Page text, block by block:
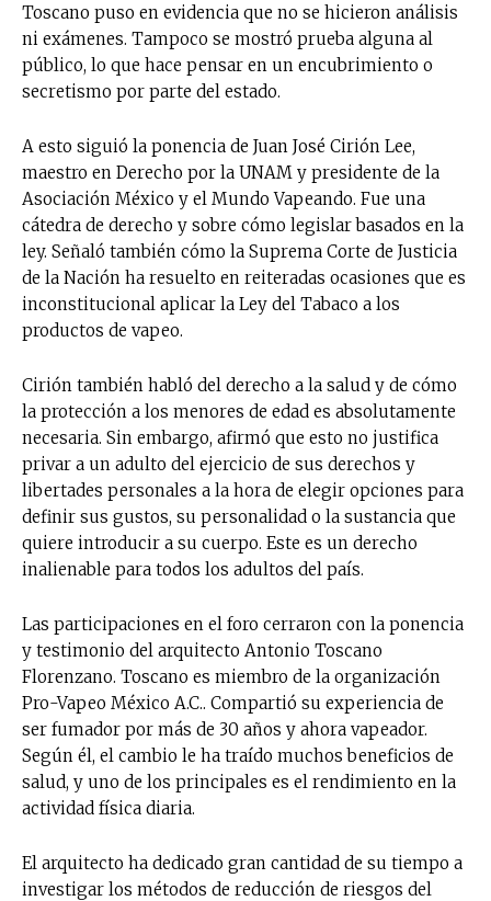
No te pierdas de las
últimas noticias
Toscano puso en evidencia que no se hicieron análisis
ni exámenes. Tampoco se mostró prueba alguna al
público, lo que hace pensar en un encubrimiento o
secretismo por parte del estado.
A esto siguió la ponencia de Juan José Cirión Lee,
maestro en Derecho por la UNAM y presidente de la
Asociación México y el Mundo Vapeando. Fue una
cátedra de derecho y sobre cómo legislar basados en la
ley. Señaló también cómo la Suprema Corte de Justicia
de la Nación ha resuelto en reiteradas ocasiones que es
inconstitucional aplicar la Ley del Tabaco a los
productos de vapeo.
Cirión también habló del derecho a la salud y de cómo
la protección a los menores de edad es absolutamente
necesaria. Sin embargo, afirmó que esto no justifica
privar a un adulto del ejercicio de sus derechos y
libertades personales a la hora de elegir opciones para
definir sus gustos, su personalidad o la sustancia que
quiere introducir a su cuerpo. Este es un derecho
inalienable para todos los adultos del país.
Las participaciones en el foro cerraron con la ponencia
y testimonio del arquitecto Antonio Toscano
Florenzano. Toscano es miembro de la organización
Pro-Vapeo México A.C.. Compartió su experiencia de
ser fumador por más de 30 años y ahora vapeador.
Según él, el cambio le ha traído muchos beneficios de
salud, y uno de los principales es el rendimiento en la
actividad física diaria.
El arquitecto ha dedicado gran cantidad de su tiempo a
investigar los métodos de reducción de riesgos del